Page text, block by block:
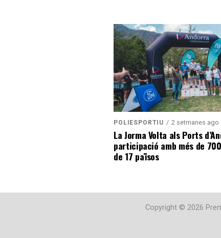
POLIESPORTIU 2 setmanes ago
La Jorma Volta als Ports
participació amb més de
de 17 països
Copyright © 2026